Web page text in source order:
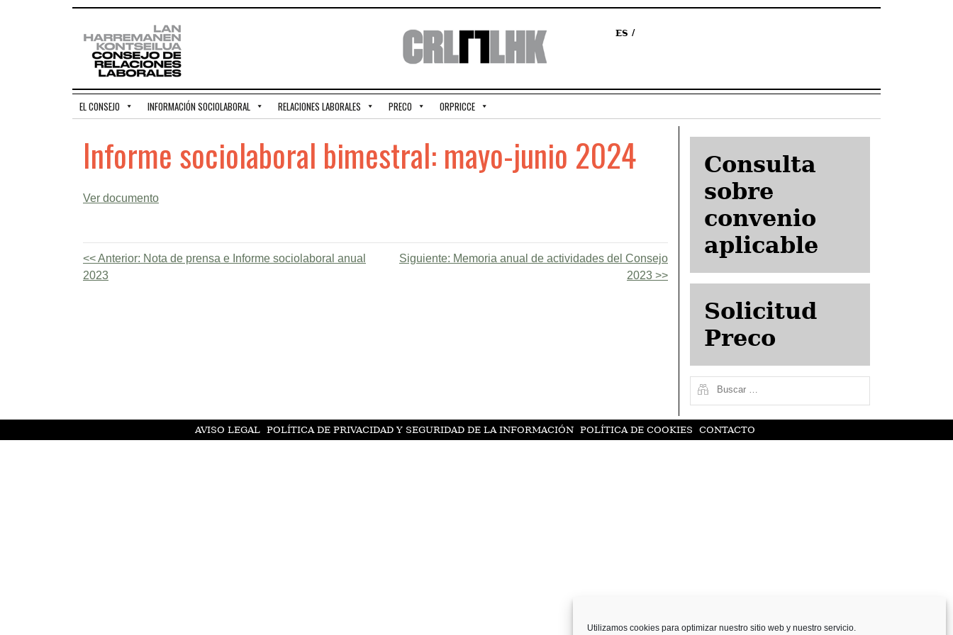
Utilizamos cookies para optimizar nuestro sitio web y nuestro servicio.
ES
EL CONSEJO INFORMACIÓN SOCIOLABORAL RELACIONES LABORALES PRECO ORPRICCE
Informe sociolaboral bimestral: mayo-junio 2024
Ver documento
Anterior: Nota de prensa e Informe sociolaboral anual
2023
Siguiente: Memoria anual de actividades del Consejo
2023
Consulta
sobre
convenio
aplicable
Solicitud
Preco
AVISO LEGAL POLÍTICA DE PRIVACIDAD Y SEGURIDAD DE LA INFORMACIÓN POLÍTICA DE COOKIES CONTACTO